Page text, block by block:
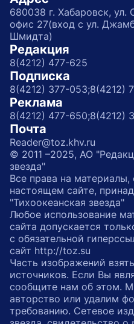
680038 г. Хабаровск,
офис 27(вход с ул.
Шмидта)
Редакция
8(4212) 477-625
Подписка
8(4212) 377-053;8(4212)
Реклама
8(4212) 477-650;8(4212)
Почта
Reader@toz.khv.ru
© 2011 –2025, АО
звезда"
Все права на материалы,
настоящем сайте,
"Тихоокеанская звезда"
Любое использование
сайта допускается
с обязательной
сайт http://toz.su
Часть изображений
источников. Если Вы
сообщите нам об этом.
авторство или удалим
требованию. Сетевое